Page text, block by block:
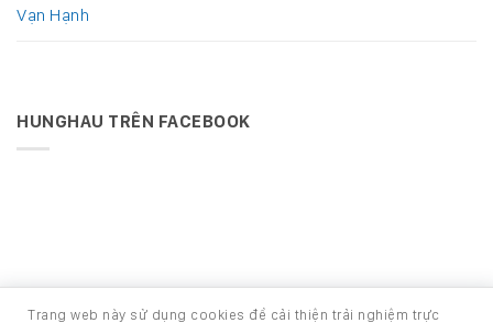
Vạn Hạnh
HUNGHAU TRÊN FACEBOOK
Trang web này sử dụng cookies để cải thiện trải nghiệm trực